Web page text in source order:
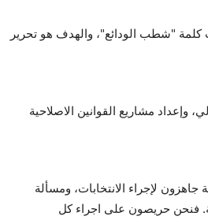
كلمة "شطب الودائع"، والهدف هو تحرير
وإعداد مشاريع القوانين الاصلاحية
لإجراء الانتخابات، ومسألة
فنحن حريصون على اجراء كل